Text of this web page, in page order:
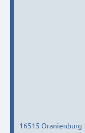
16515 Oranienburg